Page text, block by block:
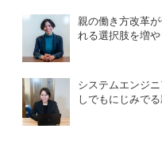
親の働き方改革
れる選択肢を増
システムエンジ
しでもにじみで